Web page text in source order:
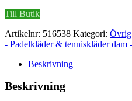
Till Butik
Artikelnr: 516538 Kategori: Övrig
- Padelkläder & tenniskläder dam
Beskrivning
Beskrivning